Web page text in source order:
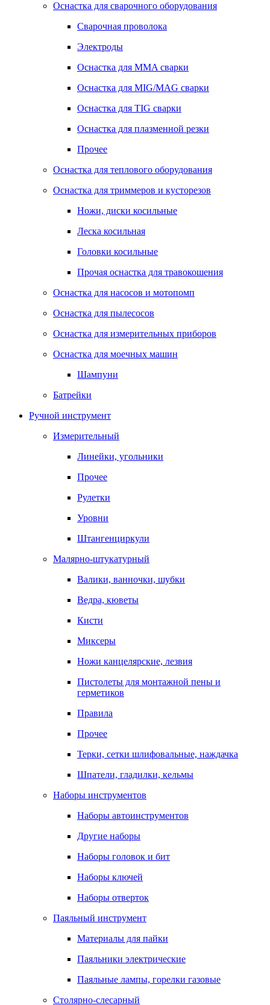
Оснастка для сварочного оборудования
Сварочная проволока
Электроды
Оснастка для MMA сварки
Оснастка для MIG/MAG сварки
Оснастка для TIG сварки
Оснастка для плазменной резки
Прочее
Оснастка для теплового оборудования
Оснастка для триммеров и кусторезов
Ножи, диски косильные
Леска косильная
Головки косильные
Прочая оснастка для травокошения
Оснастка для насосов и мотопомп
Оснастка для пылесосов
Оснастка для измерительных приборов
Оснастка для моечных машин
Шампуни
Батрейки
Ручной инструмент
Измерительный
Линейки, угольники
Прочее
Рулетки
Уровни
Штангенциркули
Малярно-штукатурный
Валики, ванночки, шубки
Ведра, кюветы
Кисти
Миксеры
Ножи канцелярские, лезвия
Пистолеты для монтажной пены и
герметиков
Правила
Прочее
Терки, сетки шлифовальные, наждачка
Шпатели, гладилки, кельмы
Наборы инструментов
Наборы автоинструментов
Другие наборы
Наборы головок и бит
Наборы ключей
Наборы отверток
Паяльный инструмент
Материалы для пайки
Паяльники электрические
Паяльные лампы, горелки газовые
Столярно-слесарный